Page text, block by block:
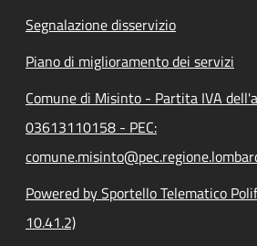
Segnalazione disservizio
Piano di miglioramento dei servizi
Comune di Misinto - Partita IVA
03613110158 - PEC:
Powered by Sportello Telematico
10.41.2)